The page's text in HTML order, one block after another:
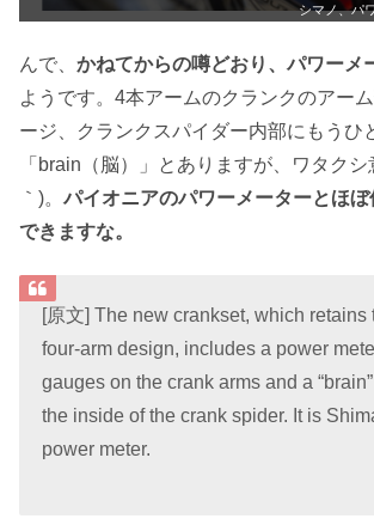
シマノ、パ
んで、 かねてからの噂どおり、パワーメ
ようです。4本アームのクランクのアー
ージ、クランクスパイダー内部にもうひ
「brain（脳）」とありますが、ワタク
｀)。 パイオニアのパワーメーターとほ
できますな。
[原文] The new crankset, which retains
four-arm design, includes a power
gauges on the crank arms and a
the inside of the crank spider. It is
power meter.